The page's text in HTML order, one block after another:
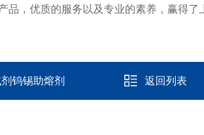
品，优质的服务以及专业的素养，赢得
钨锡助熔剂 返回列表